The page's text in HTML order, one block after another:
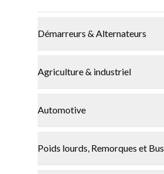
Démarreurs & Alternateurs
Agriculture & industriel
Automotive
Poids lourds, Remorques et Bus